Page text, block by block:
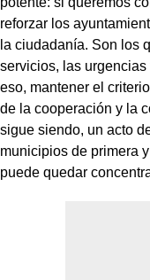
reforzar los
la ciudadanía. Son los
servicios, las
eso, mantener el
de la cooperación y la
sigue siendo, un acto
municipios de primera
puede quedar